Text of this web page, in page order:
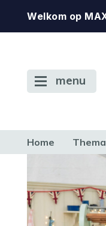
Welkom op
menu
Home
TERUG NAAR TOEN